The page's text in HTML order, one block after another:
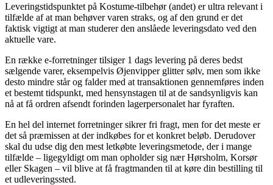
Leveringstidspunktet på Kostume-tilbehør (andet) er ultra relevant i
tilfælde af at man behøver varen straks, og af den grund er det
faktisk vigtigt at man studerer den anslåede leveringsdato ved den
aktuelle vare.
En række e-forretninger tilsiger 1 dags levering på deres bedst
sælgende varer, eksempelvis Øjenvipper glitter sølv, men som ikke
desto mindre står og falder med at transaktionen gennemføres inden
et bestemt tidspunkt, med hensynstagen til at de sandsynligvis kan
nå at få ordren afsendt forinden lagerpersonalet har fyraften.
En hel del internet forretninger sikrer fri fragt, men for det meste er
det så præmissen at der indkøbes for et konkret beløb. Derudover
skal du udse dig den mest letkøbte leveringsmetode, der i mange
tilfælde – ligegyldigt om man opholder sig nær Hørsholm, Korsør
eller Skagen – vil blive at få fragtmanden til at køre din bestilling til
et udleveringssted.